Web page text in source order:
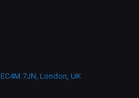
7JN, London, UK